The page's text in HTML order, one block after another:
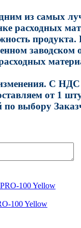
из самых
расходных
заводском
С
от 1
по выбору
100 Yellow